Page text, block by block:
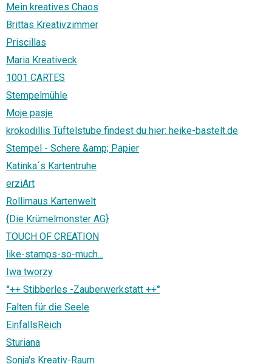
Mein kreatives Chaos
Brittas Kreativzimmer
Priscillas
Maria Kreativeck
1001 CARTES
Stempelmühle
Moje pasje
krokodillis Tüftelstube findest du hier: heike-bastelt.de
Stempel - Schere &amp; Papier
Katinka´s Kartentruhe
erziArt
Rollimaus Kartenwelt
{Die Krümelmonster AG}
TOUCH OF CREATION
like-stamps-so-much...
Iwa tworzy
°++ Stibberles -Zauberwerkstatt ++°
Falten für die Seele
EinfallsReich
Sturiana
Sonja's Kreativ-Raum